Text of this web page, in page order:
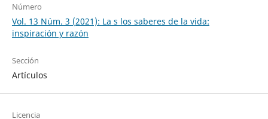
Número
Vol. 13 Núm. 3 (2021): La s los saberes de la vida:
inspiración y razón
Sección
Artículos
Licencia